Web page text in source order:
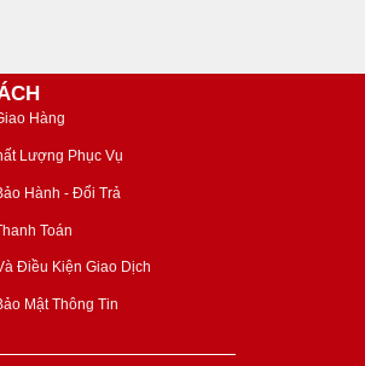
Hàng
Lượng Phục Vụ
Hành - Đổi Trả
Toán
Điều Kiện Giao Dịch
Mật Thông Tin